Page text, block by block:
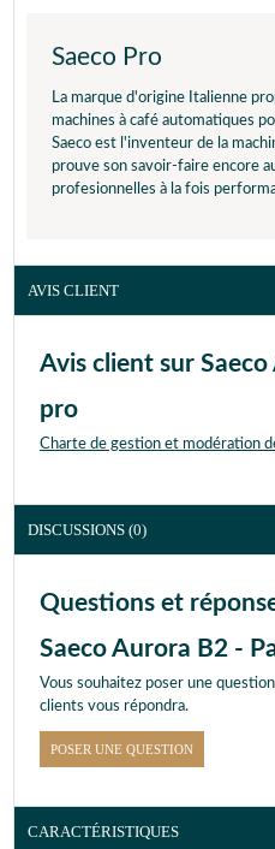
Saeco Pro
La marque d'origine Italienne
machines à café automatiques
Saeco est l'inventeur de la
prouve son savoir-faire encore
profesionnelles à la fois
AVIS CLIENT
Avis client sur
pro
Charte de gestion et modération
DISCUSSIONS (0)
Questions et
Saeco Aurora B2 -
Vous souhaitez poser une
clients vous répondra.
POSER UNE QUESTION
CARACTÉRISTIQUES